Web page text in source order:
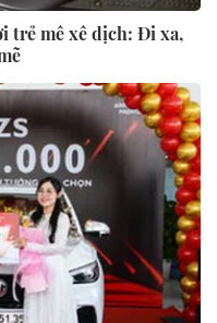
trẻ mê xê dịch: Đi xa,